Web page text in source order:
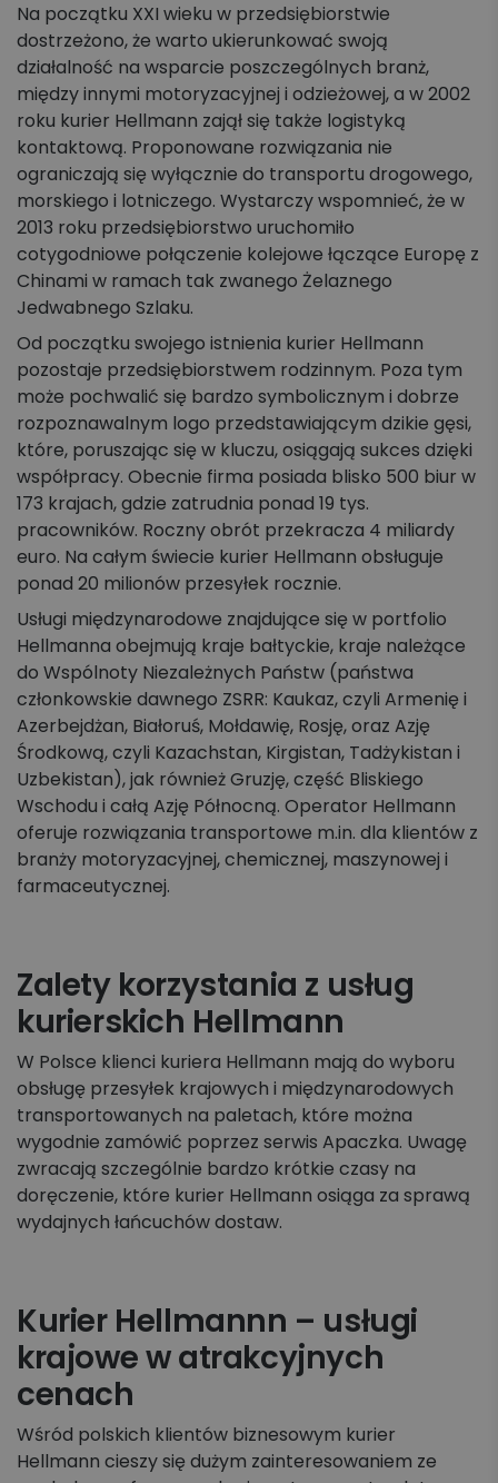
Na początku XXI wieku w przedsiębiorstwie
dostrzeżono, że warto ukierunkować swoją
działalność na wsparcie poszczególnych branż,
między innymi motoryzacyjnej i odzieżowej, a w 2002
roku kurier Hellmann zajął się także logistyką
kontaktową. Proponowane rozwiązania nie
ograniczają się wyłącznie do transportu drogowego,
morskiego i lotniczego. Wystarczy wspomnieć, że w
2013 roku przedsiębiorstwo uruchomiło
cotygodniowe połączenie kolejowe łączące Europę z
Chinami w ramach tak zwanego Żelaznego
Jedwabnego Szlaku.
Od początku swojego istnienia kurier Hellmann
pozostaje przedsiębiorstwem rodzinnym. Poza tym
może pochwalić się bardzo symbolicznym i dobrze
rozpoznawalnym logo przedstawiającym dzikie gęsi,
które, poruszając się w kluczu, osiągają sukces dzięki
współpracy. Obecnie firma posiada blisko 500 biur w
173 krajach, gdzie zatrudnia ponad 19 tys.
pracowników. Roczny obrót przekracza 4 miliardy
euro. Na całym świecie kurier Hellmann obsługuje
ponad 20 milionów przesyłek rocznie.
Usługi międzynarodowe znajdujące się w portfolio
Hellmanna obejmują kraje bałtyckie, kraje należące
do Wspólnoty Niezależnych Państw (państwa
członkowskie dawnego ZSRR: Kaukaz, czyli Armenię i
Azerbejdżan, Białoruś, Mołdawię, Rosję, oraz Azję
Środkową, czyli Kazachstan, Kirgistan, Tadżykistan i
Uzbekistan), jak również Gruzję, część Bliskiego
Wschodu i całą Azję Północną. Operator Hellmann
oferuje rozwiązania transportowe m.in. dla klientów z
branży motoryzacyjnej, chemicznej, maszynowej i
farmaceutycznej.
Zalety korzystania z usług
kurierskich Hellmann
W Polsce klienci kuriera Hellmann mają do wyboru
obsługę przesyłek krajowych i międzynarodowych
transportowanych na paletach, które można
wygodnie zamówić poprzez serwis Apaczka. Uwagę
zwracają szczególnie bardzo krótkie czasy na
doręczenie, które kurier Hellmann osiąga za sprawą
wydajnych łańcuchów dostaw.
Kurier Hellmannn – usługi
krajowe w atrakcyjnych
cenach
Wśród polskich klientów biznesowym kurier
Hellmann cieszy się dużym zainteresowaniem ze